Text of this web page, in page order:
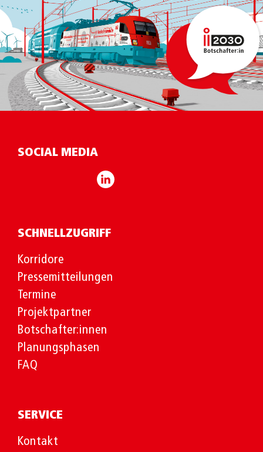
SOCIAL MEDIA
SCHNELLZUGRIFF
Korridore
Pressemitteilungen
Termine
Projektpartner
Botschafter:innen
Planungsphasen
FAQ
SERVICE
Kontakt